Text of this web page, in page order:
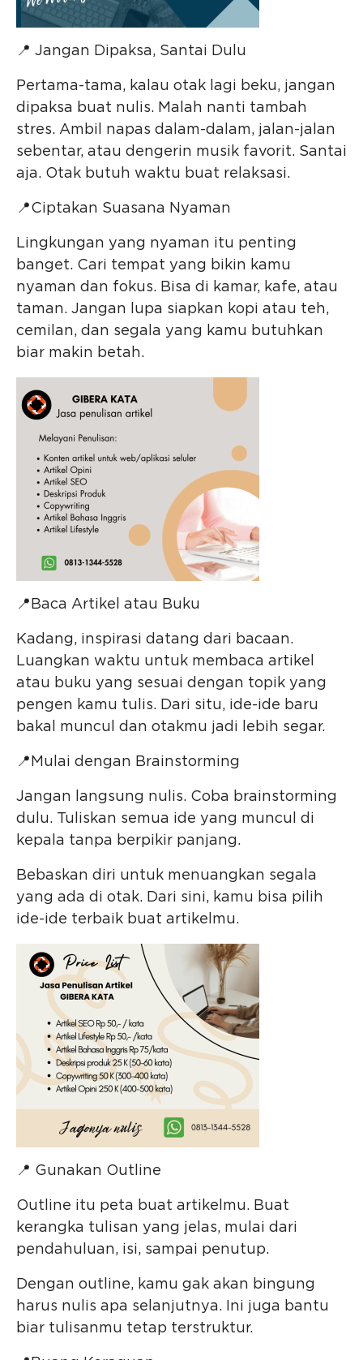
📍 Jangan Dipaksa, Santai Dulu
Pertama-tama, kalau otak lagi beku, jangan
dipaksa buat nulis. Malah nanti tambah
stres. Ambil napas dalam-dalam, jalan-jalan
sebentar, atau dengerin musik favorit. Santai
aja. Otak butuh waktu buat relaksasi.
📍Ciptakan Suasana Nyaman
Lingkungan yang nyaman itu penting
banget. Cari tempat yang bikin kamu
nyaman dan fokus. Bisa di kamar, kafe, atau
taman. Jangan lupa siapkan kopi atau teh,
cemilan, dan segala yang kamu butuhkan
biar makin betah.
📍Baca Artikel atau Buku
Kadang, inspirasi datang dari bacaan.
Luangkan waktu untuk membaca artikel
atau buku yang sesuai dengan topik yang
pengen kamu tulis. Dari situ, ide-ide baru
bakal muncul dan otakmu jadi lebih segar.
📍Mulai dengan Brainstorming
Jangan langsung nulis. Coba brainstorming
dulu. Tuliskan semua ide yang muncul di
kepala tanpa berpikir panjang.
Bebaskan diri untuk menuangkan segala
yang ada di otak. Dari sini, kamu bisa pilih
ide-ide terbaik buat artikelmu.
📍 Gunakan Outline
Outline itu peta buat artikelmu. Buat
kerangka tulisan yang jelas, mulai dari
pendahuluan, isi, sampai penutup.
Dengan outline, kamu gak akan bingung
harus nulis apa selanjutnya. Ini juga bantu
biar tulisanmu tetap terstruktur.